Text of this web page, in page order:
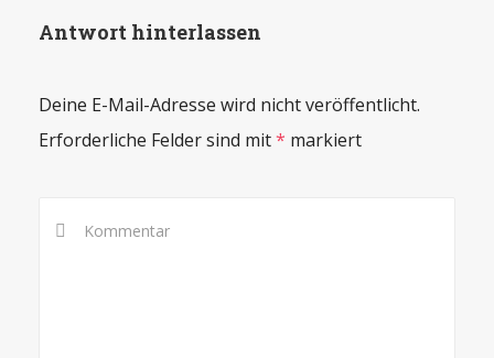
Antwort hinterlassen
Deine E-Mail-Adresse wird nicht veröffentlicht.
Erforderliche Felder sind mit* markiert